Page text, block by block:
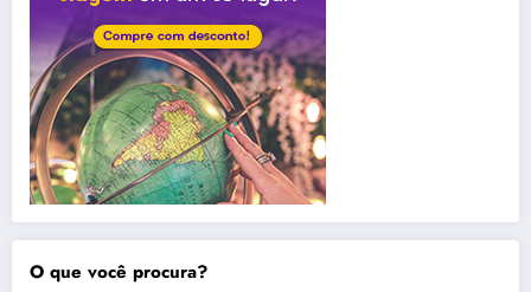
O que você procura?